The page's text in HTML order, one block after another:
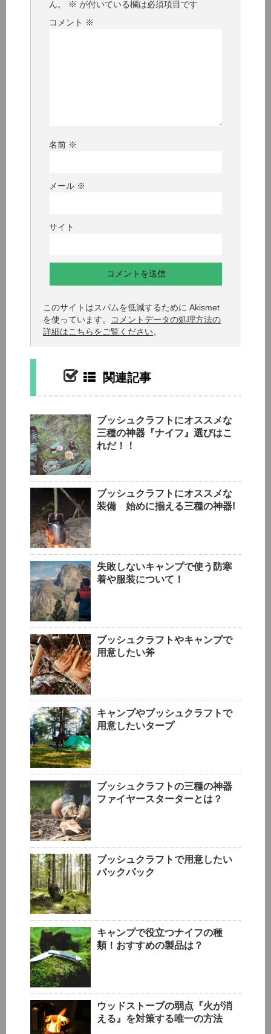
ん。 ※ が付いている欄は必須項目です
コメント ※
名前 ※
メール ※
サイト
このサイトはスパムを低減するために Akismet
を使っています。
コメントデータの処理方法の
詳細はこちらをご覧ください。
関連記事
ブッシュクラフトにオススメな
三種の神器『ナイフ』選びはこ
れだ！！
ブッシュクラフトにオススメな
装備 始めに揃える三種の神器!
失敗しないキャンプで使う防寒
着や服装について！
ブッシュクラフトやキャンプで
用意したい斧
キャンプやブッシュクラフトで
用意したいタープ
ブッシュクラフトの三種の神器
ファイヤースターターとは？
ブッシュクラフトで用意したい
バックパック
キャンプで役立つナイフの種
類！おすすめの製品は？
ウッドストーブの弱点『火が消
える』を対策する唯一の方法